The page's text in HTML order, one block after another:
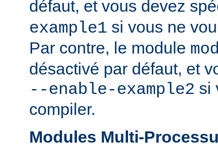
défaut, et vous devez
example1 si vous ne
Par contre, le module
désactivé par défaut, et
--enable-example2 si
compiler.
Modules Multi-